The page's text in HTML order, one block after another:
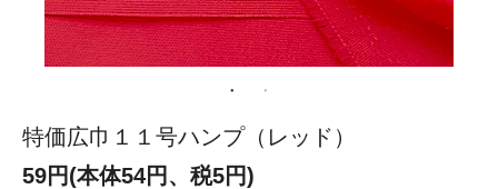
特価広巾１１号ハンプ（レッド）
59円(本体54円、税5円)